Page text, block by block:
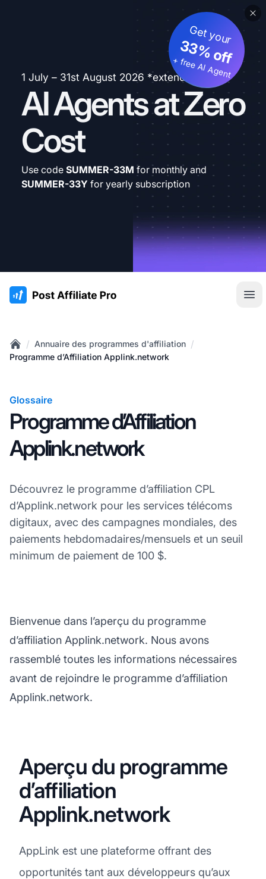
1 July – 31st August 2026 *extended
AI Agents at Zero
Cost
Get your
33% off
+ free AI Agent
Use code SUMMER-33M for monthly and
SUMMER-33Y for yearly subscription
:site.title
Home
/ Annuaire des programmes d'affiliation /
Programme d’Affiliation Applink.network
Glossaire
Programme d’Affiliation
Applink.network
Découvrez le programme d’affiliation CPL
d’Applink.network pour les services télécoms
digitaux, avec des campagnes mondiales, des
paiements hebdomadaires/mensuels et un seuil
minimum de paiement de 100 $.
Bienvenue dans l’aperçu du programme
d’affiliation Applink.network. Nous avons
rassemblé toutes les informations nécessaires
avant de rejoindre le programme d’affiliation
Applink.network.
Aperçu du programme
d’affiliation
Applink.network
AppLink est une plateforme offrant des
opportunités tant aux développeurs qu’aux